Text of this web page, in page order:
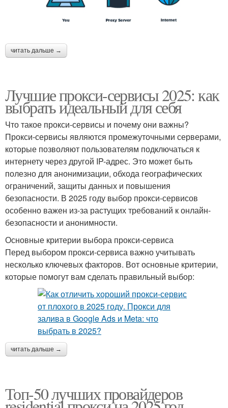
читать дальше →
Лучшие прокси-сервисы 2025: как
выбрать идеальный для себя
Что такое прокси-сервисы и почему они важны?
Прокси-сервисы являются промежуточными серверами,
которые позволяют пользователям подключаться к
интернету через другой IP-адрес. Это может быть
полезно для анонимизации, обхода географических
ограничений, защиты данных и повышения
безопасности. В 2025 году выбор прокси-сервисов
особенно важен из-за растущих требований к онлайн-
безопасности и анонимности.
Основные критерии выбора прокси-сервиса
Перед выбором прокси-сервиса важно учитывать
несколько ключевых факторов. Вот основные критерии,
которые помогут вам сделать правильный выбор:
читать дальше →
Топ-50 лучших провайдеров